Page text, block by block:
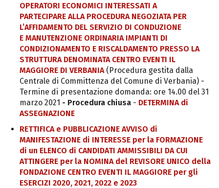
OPERATORI ECONOMICI INTERESSATI A
PARTECIPARE ALLA PROCEDURA NEGOZIATA PER
L’AFFIDAMENTO DEL SERVIZIO DI CONDUZIONE
E MANUTENZIONE ORDINARIA IMPIANTI DI
CONDIZIONAMENTO E RISCALDAMENTO PRESSO LA
STRUTTURA DENOMINATA CENTRO EVENTI IL
MAGGIORE DI VERBANIA(Procedura gestita dalla
Centrale di Committenza del Comune di Verbania) -
Termine di presentazione domanda: ore 14.00 del 31
marzo 2021 - Procedura chiusa - DETERMINA di
ASSEGNAZIONE
RETTIFICA e PUBBLICAZIONE AVVISO di
MANIFESTAZIONE di INTERESSE per la FORMAZIONE
di un ELENCO di CANDIDATI AMMISSIBILI DA CUI
ATTINGERE per la NOMINA del REVISORE UNICO della
FONDAZIONE CENTRO EVENTI IL MAGGIORE per gli
ESERCIZI 2020, 2021, 2022 e 2023